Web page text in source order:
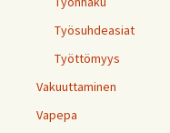
Työsuhdeasiat
Työttömyys
Vakuuttaminen
Vapepa